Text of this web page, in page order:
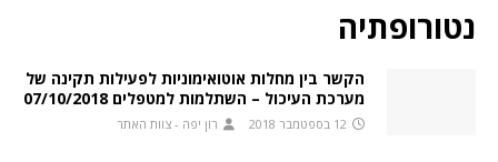
נטורופתיה
הקשר בין מחלות אוטואימוניות לפעילות תקינה של
מערכת העיכול – השתלמות למטפלים 07/10/2018
12 בספטמבר 2018 רון יפה - צוות האתר